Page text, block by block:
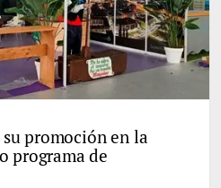
promoción en la
programa de